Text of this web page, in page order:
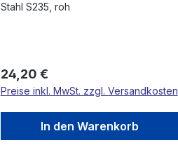
Stahl S235, roh
Regulärer Preis:
24,20 €
Preise inkl. MwSt. zzgl. Versandkosten
In den Warenkorb